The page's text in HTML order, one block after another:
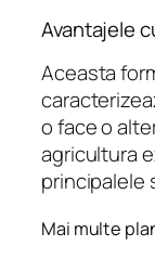
Avantajele
Aceasta
o face o
agricultura
principalele
Mai multe